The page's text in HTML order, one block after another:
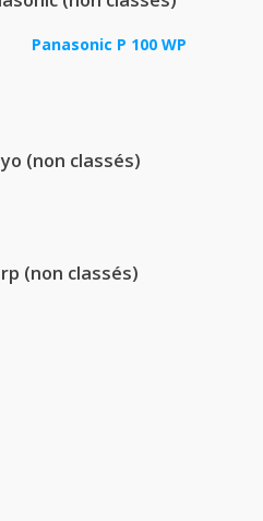
Panasonic P 100 WP
(non classés)
(non classés)